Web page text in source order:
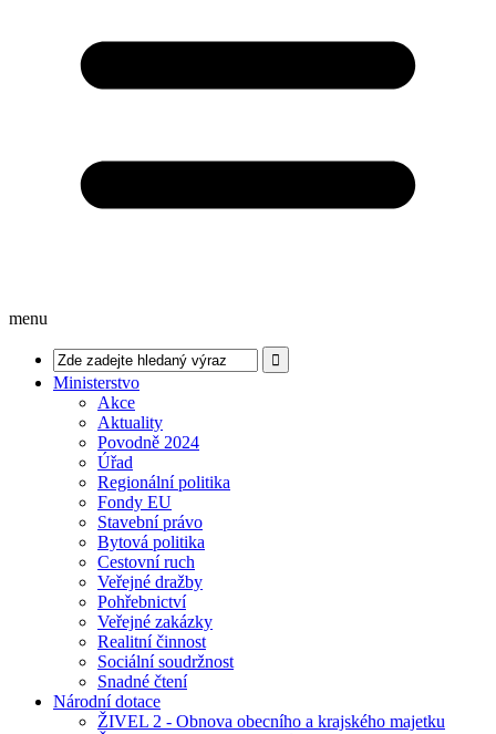
menu
Ministerstvo
Akce
Aktuality
Povodně 2024
Úřad
Regionální politika
Fondy EU
Stavební právo
Bytová politika
Cestovní ruch
Veřejné dražby
Pohřebnictví
Veřejné zakázky
Realitní činnost
Sociální soudržnost
Snadné čtení
Národní dotace
ŽIVEL 2 - Obnova obecního a krajského majetku